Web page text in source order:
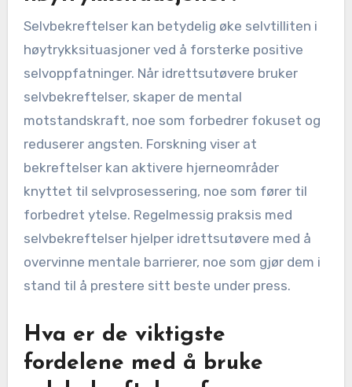
Selvbekreftelser kan betydelig øke selvtilliten i
høytrykksituasjoner ved å forsterke positive
selvoppfatninger. Når idrettsutøvere bruker
selvbekreftelser, skaper de mental
motstandskraft, noe som forbedrer fokuset og
reduserer angsten. Forskning viser at
bekreftelser kan aktivere hjerneområder
knyttet til selvprosessering, noe som fører til
forbedret ytelse. Regelmessig praksis med
selvbekreftelser hjelper idrettsutøvere med å
overvinne mentale barrierer, noe som gjør dem i
stand til å prestere sitt beste under press.
Hva er de viktigste
fordelene med å bruke